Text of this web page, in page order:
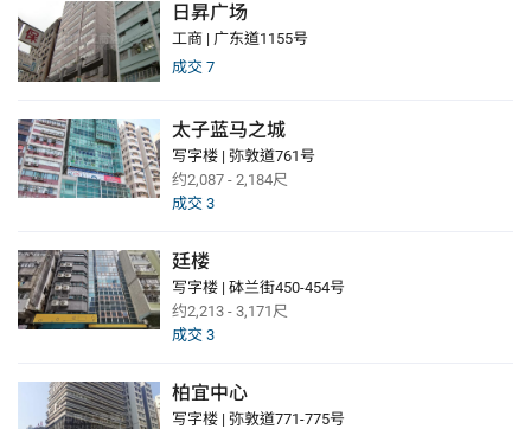
日昇广场
工商 | 广东道1155号
成交 7
太子蓝马之城
写字楼 | 弥敦道761号
约2,087 - 2,184尺
成交 3
廷楼
写字楼 | 砵兰街450-454号
约2,213 - 3,171尺
成交 3
柏宜中心
写字楼 | 弥敦道771-775号